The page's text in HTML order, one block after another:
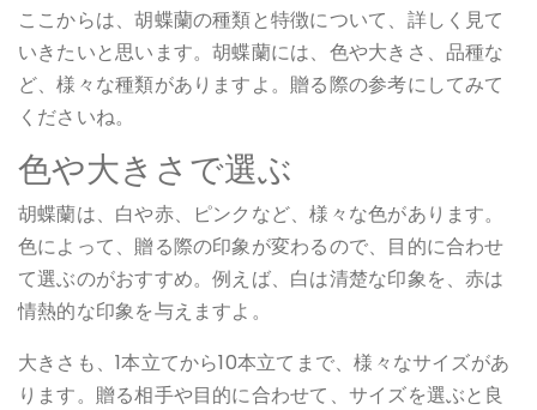
ここからは、胡蝶蘭の種類と特徴について、詳しく見て
いきたいと思います。胡蝶蘭には、色や大きさ、品種な
ど、様々な種類がありますよ。贈る際の参考にしてみて
くださいね。
色や大きさで選ぶ
胡蝶蘭は、白や赤、ピンクなど、様々な色があります。
色によって、贈る際の印象が変わるので、目的に合わせ
て選ぶのがおすすめ。例えば、白は清楚な印象を、赤は
情熱的な印象を与えますよ。
大きさも、1本立てから10本立てまで、様々なサイズがあ
ります。贈る相手や目的に合わせて、サイズを選ぶと良